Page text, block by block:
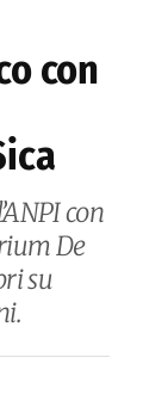
con
con
De
su